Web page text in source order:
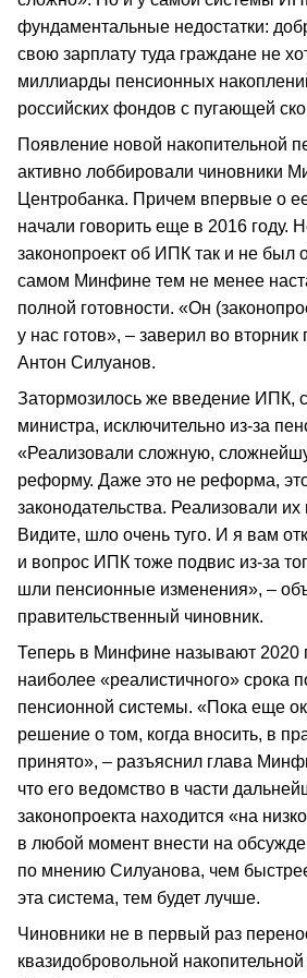
фундаментальные недостатки:
свою зарплату туда граждане не
миллиарды пенсионных
российских фондов с пугающей
Появление новой накопительной
активно лоббировали чиновники
Центробанка. Причем впервые о
начали говорить еще в 2016 году.
законопроект об ИПК так и не был
самом Минфине тем не менее
полной готовности. «Он
у нас готов», – заверил во
Антон Силуанов.
Затормозилось же введение ИПК,
министра, исключительно из-за
«Реализовали сложную,
реформу. Даже это не реформа,
законодательства. Реализовали их
Видите, шло очень туго. И я вам
и вопрос ИПК тоже подвис из-за
шли пенсионные изменения», –
правительственный чиновник.
Теперь в Минфине называют 2020
наиболее «реалистичного» срока
пенсионной системы. «Пока еще
решение о том, когда вносить, в
принято», – разъяснил глава
что его ведомство в части
законопроекта находится «на
в любой момент внести на
по мнению Силуанова, чем
эта система, тем будет лучше.
Чиновники не в первый раз
квазидобровольной